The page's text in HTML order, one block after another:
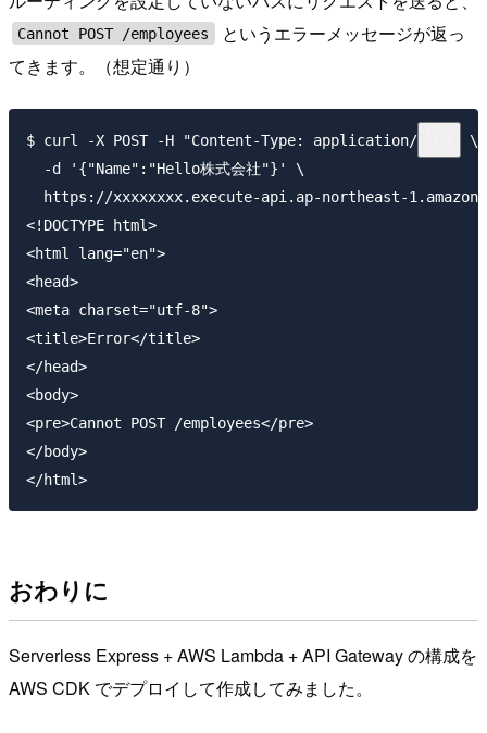
Cannot POST /employees
というエラーメッセージが返っ
てきます。（想定通り）
$ curl -X POST -H "Content-Type: application/json" \
  -d '{"Name":"Hello株式会社"}' \
https://xxxxxxxx.execute-api.ap-northeast-
<!DOCTYPE html>
<html lang="en">
<head>
<meta charset="utf-8">
<title>Error</title>
</head>
<body>
<pre>Cannot POST /employees</pre>
</body>
おわりに
Serverless Express + AWS Lambda + API Gateway の構成を
AWS CDK でデプロイして作成してみました。